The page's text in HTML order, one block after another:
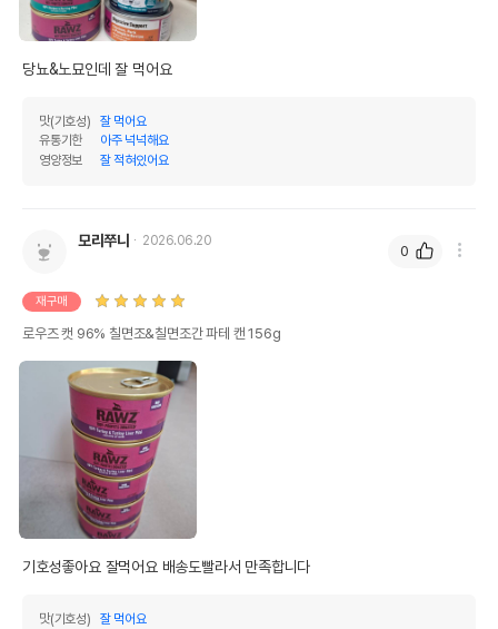
당뇨&노묘인데 잘 먹어요
맛(기호성)
잘 먹어요
유통기한
아주 넉넉해요
영양정보
잘 적혀있어요
모리쭈니 2026.06.20
재구매
로우즈 캣 96% 칠면조&칠면조간 파테 캔 156g
기호성좋아요 잘먹어요 배송도빨라서 만족합니다
맛(기호성)
잘 먹어요
0